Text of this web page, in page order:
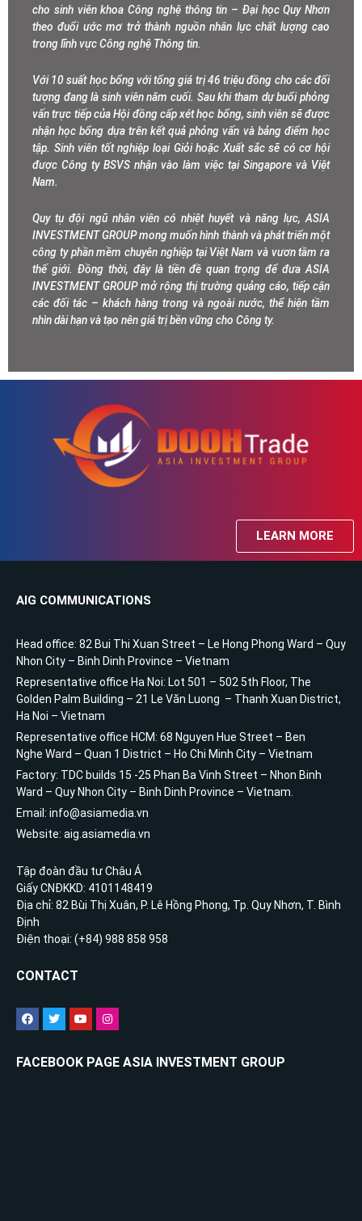
cho sinh viên khoa Công nghệ thông tin – Đại học Quy Nhơn
theo đuổi ước mơ trở thành nguồn nhân lực chất lượng cao
trong lĩnh vực Công nghệ Thông tin.
Với 10 suất học bổng với tổng giá trị 46 triệu đồng cho các đối
tượng đang là sinh viên năm cuối. Sau khi tham dự buổi phỏng
vấn trực tiếp của Hội đồng cấp xét học bổng, sinh viên sẽ được
nhận học bổng dựa trên kết quả phỏng vấn và bảng điểm học
tập. Sinh viên tốt nghiệp loại Giỏi hoặc Xuất sắc sẽ có cơ hội
được Công ty BSVS nhận vào làm việc tại Singapore và Việt
Nam.
Quy tụ đội ngũ nhân viên có nhiệt huyết và năng lực, ASIA
INVESTMENT GROUP mong muốn hình thành và phát triển một
công ty phần mềm chuyên nghiệp tại Việt Nam và vươn tầm ra
thế giới. Đồng thời, đây là tiền đề quan trọng để đưa ASIA
INVESTMENT GROUP mở rộng thị trường quảng cáo, tiếp cận
các đối tác – khách hàng trong và ngoài nước, thể hiện tầm
nhìn dài hạn và tạo nên giá trị bền vững cho Công ty.
LEARN MORE
AIG COMMUNICATIONS
Head office: 82 Bui Thi Xuan Street – Le Hong Phong Ward – Quy
Nhon City – Binh Dinh Province – Vietnam
Representative office Ha Noi: Lot 501 – 502 5th Floor, The
Golden Palm Building – 21 Le Văn Luong – Thanh Xuan District,
Ha Noi – Vietnam
Representative office HCM: 68 Nguyen Hue Street – Ben
Nghe Ward – Quan 1 District – Ho Chi Minh City – Vietnam
Factory: TDC builds 15 -25 Phan Ba Vinh Street – Nhon Binh
Ward – Quy Nhon City – Binh Dinh Province – Vietnam.
Email: info@asiamedia.vn
Website: aig.asiamedia.vn
Tập đoàn đầu tư Châu Á
Giấy CNĐKKD: 4101148419
Địa chỉ: 82 Bùi Thị Xuân, P. Lê Hồng Phong, Tp. Quy Nhơn, T. Bình
Định
Điện thoại: (+84) 988 858 958
CONTACT
FACEBOOK PAGE ASIA INVESTMENT GROUP